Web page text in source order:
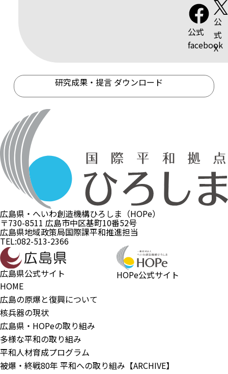
公式
facebook
公
式
X
研究成果・提言 ダウンロード
広島県・へいわ創造機構ひろしま（HOPe）
〒730-8511 広島市中区基町10番52号
広島県地域政策局国際課平和推進担当
TEL:082-513-2366
広島県公式サイト
HOPe公式サイト
HOME
広島の原爆と復興について
核兵器の現状
広島県・HOPeの取り組み
多様な平和の取り組み
平和人材育成プログラム
被爆・終戦80年 平和への取り組み【ARCHIVE】